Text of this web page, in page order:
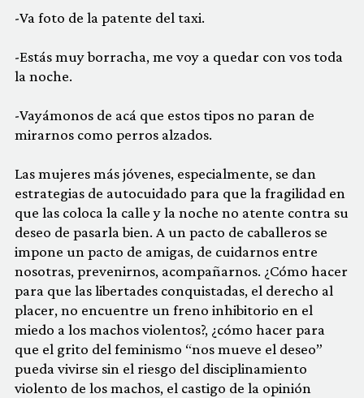
-Va foto de la patente del taxi.
-Estás muy borracha, me voy a quedar con vos toda
la noche.
-Vayámonos de acá que estos tipos no paran de
mirarnos como perros alzados.
Las mujeres más jóvenes, especialmente, se dan
estrategias de autocuidado para que la fragilidad en
que las coloca la calle y la noche no atente contra su
deseo de pasarla bien. A un pacto de caballeros se
impone un pacto de amigas, de cuidarnos entre
nosotras, prevenirnos, acompañarnos. ¿Cómo hacer
para que las libertades conquistadas, el derecho al
placer, no encuentre un freno inhibitorio en el
miedo a los machos violentos?, ¿cómo hacer para
que el grito del feminismo “nos mueve el deseo”
pueda vivirse sin el riesgo del disciplinamiento
violento de los machos, el castigo de la opinión